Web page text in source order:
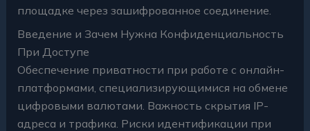
площадке через зашифрованное соединение.
Введение и Зачем Нужна Конфиденциальность
При Доступе
Обеспечение приватности при работе с онлайн-
платформами, специализирующимися на обмене
цифровыми валютами. Важность скрытия IP-
адреса и трафика. Риски идентификации при